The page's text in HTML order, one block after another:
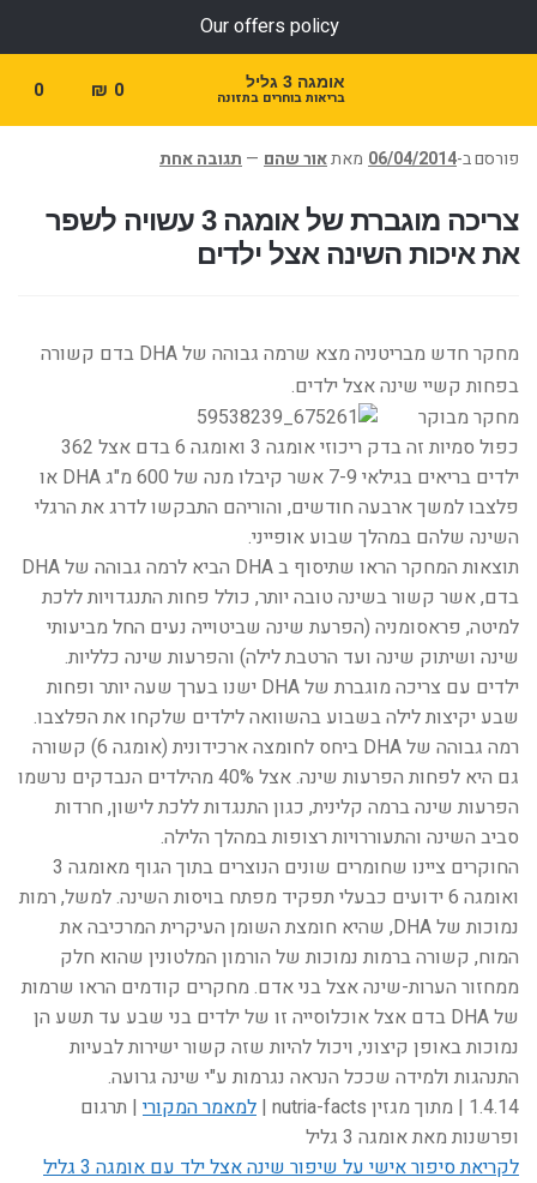
Our offers policy
אומגה 3 גליל
בריאות בוחרים בתזונה ₪ 0
0
פורסם ב-06/04/2014 מאתאור שהם — תגובה אחת
צריכה מוגברת של אומגה 3 עשויה לשפר
את איכות השינה אצל ילדים
מחקר חדש מבריטניה מצא שרמה גבוהה של DHA בדם קשורה
בפחות קשיי שינה אצל ילדים.
מחקר מבוקר
כפול סמיות זה בדק ריכוזי אומגה 3 ואומגה 6 בדם אצל 362
ילדים בריאים בגילאי 7-9 אשר קיבלו מנה של 600 מ"ג DHA או
פלצבו למשך ארבעה חודשים, והוריהם התבקשו לדרג את הרגלי
השינה שלהם במהלך שבוע אופייני.
תוצאות המחקר הראו שתיסוף ב DHA הביא לרמה גבוהה של DHA
בדם, אשר קשור בשינה טובה יותר, כולל פחות התנגדויות ללכת
למיטה, פראסומניה (הפרעת שינה שביטוייה נעים החל מביעותי
שינה ושיתוק שינה ועד הרטבת לילה) והפרעות שינה כלליות.
ילדים עם צריכה מוגברת של DHA ישנו בערך שעה יותר ופחות
שבע יקיצות לילה בשבוע בהשוואה לילדים שלקחו את הפלצבו.
רמה גבוהה של DHA ביחס לחומצה ארכידונית (אומגה 6) קשורה
גם היא לפחות הפרעות שינה. אצל 40% מהילדים הנבדקים נרשמו
הפרעות שינה ברמה קלינית, כגון התנגדות ללכת לישון, חרדות
סביב השינה והתעוררויות רצופות במהלך הלילה.
החוקרים ציינו שחומרים שונים הנוצרים בתוך הגוף מאומגה 3
ואומגה 6 ידועים כבעלי תפקיד מפתח בויסות השינה. למשל, רמות
נמוכות של DHA, שהיא חומצת השומן העיקרית המרכיבה את
המוח, קשורה ברמות נמוכות של הורמון המלטונין שהוא חלק
ממחזור הערות-שינה אצל בני אדם. מחקרים קודמים הראו שרמות
של DHA בדם אצל אוכלוסייה זו של ילדים בני שבע עד תשע הן
נמוכות באופן קיצוני, ויכול להיות שזה קשור ישירות לבעיות
התנהגות ולמידה שככל הנראה נגרמות ע"י שינה גרועה.
1.4.14 | מתוך מגזין nutria-facts |
למאמר המקורי | תרגום
ופרשנות מאת אומגה 3 גליל
לקריאת סיפור אישי על שיפור שינה אצל ילד עם אומגה 3 גליל